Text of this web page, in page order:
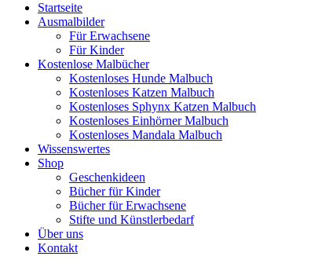
Startseite
Ausmalbilder
Für Erwachsene
Für Kinder
Kostenlose Malbücher
Kostenloses Hunde Malbuch
Kostenloses Katzen Malbuch
Kostenloses Sphynx Katzen Malbuch
Kostenloses Einhörner Malbuch
Kostenloses Mandala Malbuch
Wissenswertes
Shop
Geschenkideen
Bücher für Kinder
Bücher für Erwachsene
Stifte und Künstlerbedarf
Über uns
Kontakt